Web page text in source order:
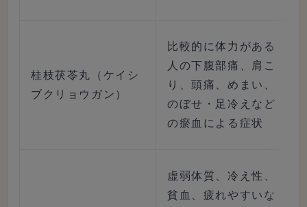
桂枝茯苓丸（ケイシ
ブクリョウガン）
比較的に体力がある
人の下腹部痛、肩こ
り、頭痛、めまい、
のぼせ・足冷えなど
の瘀血による症状
虚弱体質、冷え性、
貧血、疲れやすいな